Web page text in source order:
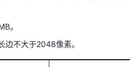
。
边不大于2048像素。